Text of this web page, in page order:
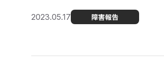
2023.05.17 障害報告